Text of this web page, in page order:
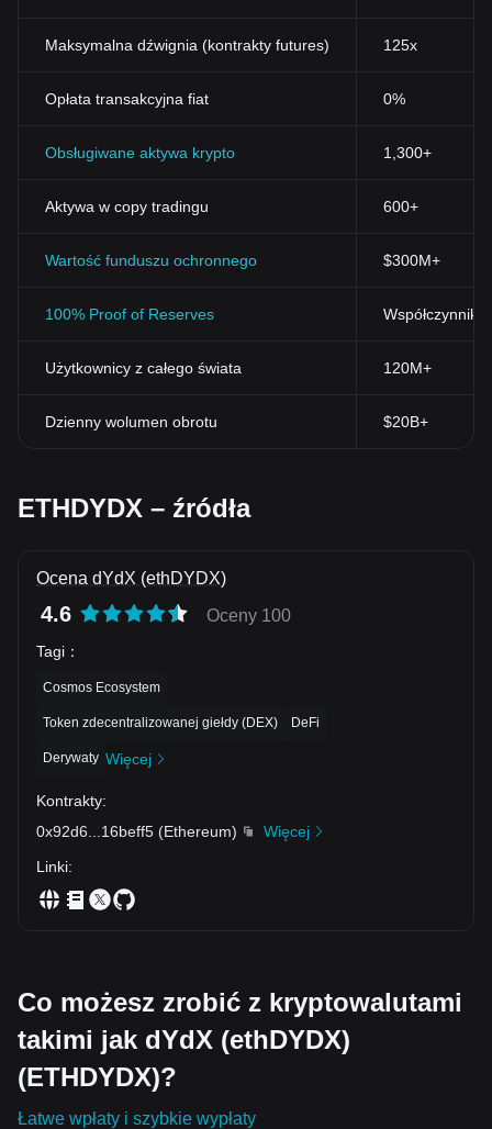
Maksymalna dźwignia (kontrakty futures) 125x
Opłata transakcyjna fiat 0%
Obsługiwane aktywa krypto 1,300+
Aktywa w copy tradingu 600+
Wartość funduszu ochronnego $300M+
100% Proof of Reserves Współczynnik
Użytkownicy z całego świata 120M+
Dzienny wolumen obrotu $20B+
ETHDYDX – źródła
Ocena dYdX (ethDYDX)
4.6 Oceny 100
Tagi ：
Cosmos Ecosystem
Token zdecentralizowanej giełdy (DEX) DeFi
Derywaty Więcej
Kontrakty:
0x92d6
16beff5 (Ethereum)
Więcej
Linki:
Co możesz zrobić z kryptowalutami
takimi jak dYdX (ethDYDX)
(ETHDYDX)?
Łatwe wpłaty i szybkie wypłaty